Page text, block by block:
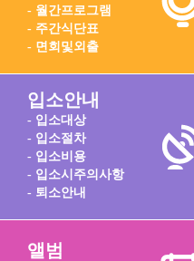
- 월간프로그램
- 주간식단표
- 면회및외출
입소안내
- 입소대상
- 입소절차
- 입소비용
- 입소시주의사항
- 퇴소안내
앨범